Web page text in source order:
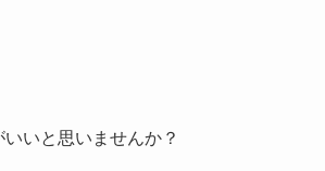
いと思いませんか？